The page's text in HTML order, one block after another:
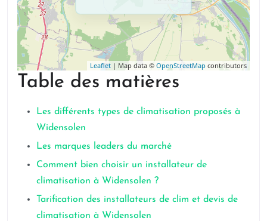
Leaflet | Map data © OpenStreetMap contributors
Table des matières
Les différents types de climatisation proposés à
Widensolen
Les marques leaders du marché
Comment bien choisir un installateur de
climatisation à Widensolen ?
Tarification des installateurs de clim et devis de
climatisation à Widensolen